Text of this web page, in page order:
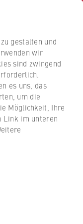
Social
Social
ihren
und die
gestalten und
wir
sind zwingend
es uns, das
um die
Möglichkeit, Ihre
Link im unteren